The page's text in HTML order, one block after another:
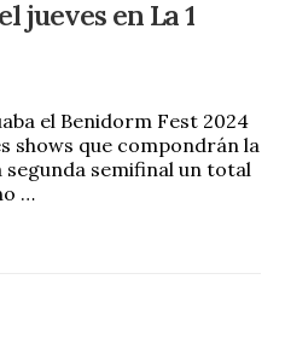
jueves en La 1
el Benidorm Fest 2024
shows que compondrán la
segunda semifinal un total
…